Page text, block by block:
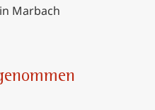
Platz